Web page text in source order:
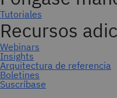
Suscríbase